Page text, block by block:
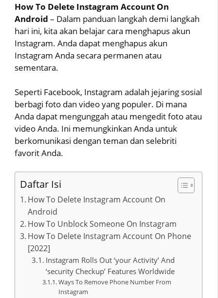
How To Delete Instagram Account On
Android – Dalam panduan langkah demi langkah
hari ini, kita akan belajar cara menghapus akun
Instagram. Anda dapat menghapus akun
Instagram Anda secara permanen atau
sementara.
Seperti Facebook, Instagram adalah jejaring sosial
berbagi foto dan video yang populer. Di mana
Anda dapat mengunggah atau mengedit foto atau
video Anda. Ini memungkinkan Anda untuk
berkomunikasi dengan teman dan selebriti
favorit Anda.
Daftar Isi
How To Delete Instagram Account On
Android
How To Unblock Someone On Instagram
How To Delete Instagram Account On Phone
[2022]
Instagram Rolls Out ‘your Activity’ And
‘security Checkup’ Features Worldwide
Ways To Remove Phone Number From
Instagram